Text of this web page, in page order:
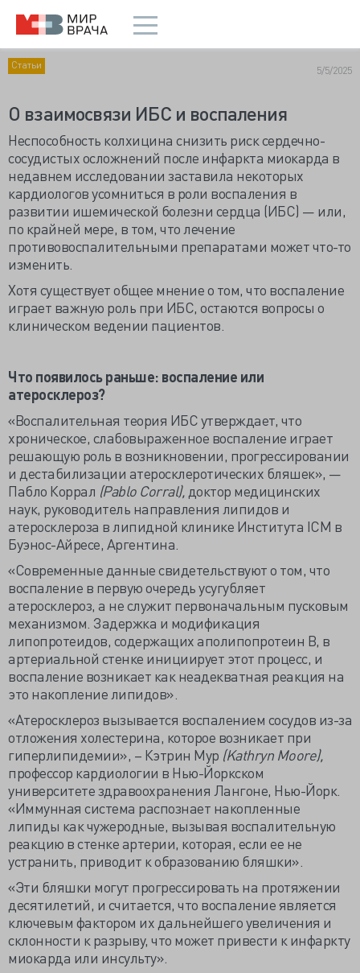
Статьи 5/5/2025
О взаимосвязи ИБС и воспаления
Неспособность колхицина снизить риск сердечно-
сосудистых осложнений после инфаркта миокарда в
недавнем исследовании заставила некоторых
кардиологов усомниться в роли воспаления в
развитии ишемической болезни сердца (ИБС) — или,
по крайней мере, в том, что лечение
противовоспалительными препаратами может что-то
изменить.
Хотя существует общее мнение о том, что воспаление
играет важную роль при ИБС, остаются вопросы о
клиническом ведении пациентов.
Что появилось раньше: воспаление или
атеросклероз?
«Воспалительная теория ИБС утверждает, что
хроническое, слабовыраженное воспаление играет
решающую роль в возникновении, прогрессировании
и дестабилизации атеросклеротических бляшек», —
Пабло Коррал (Pablo Corral), доктор медицинских
наук, руководитель направления липидов и
атеросклероза в липидной клинике Института ICM в
Буэнос-Айресе, Аргентина.
«Современные данные свидетельствуют о том, что
воспаление в первую очередь усугубляет
атеросклероз, а не служит первоначальным пусковым
механизмом. Задержка и модификация
липопротеидов, содержащих аполипопротеин B, в
артериальной стенке инициирует этот процесс, и
воспаление возникает как неадекватная реакция на
это накопление липидов».
«Атеросклероз вызывается воспалением сосудов из-за
отложения холестерина, которое возникает при
гиперлипидемии», – Кэтрин Мур (Kathryn Moore),
профессор кардиологии в Нью-Йоркском
университете здравоохранения Лангоне, Нью-Йорк.
«Иммунная система распознает накопленные
липиды как чужеродные, вызывая воспалительную
реакцию в стенке артерии, которая, если ее не
устранить, приводит к образованию бляшки».
«Эти бляшки могут прогрессировать на протяжении
десятилетий, и считается, что воспаление является
ключевым фактором их дальнейшего увеличения и
склонности к разрыву, что может привести к инфаркту
миокарда или инсульту».